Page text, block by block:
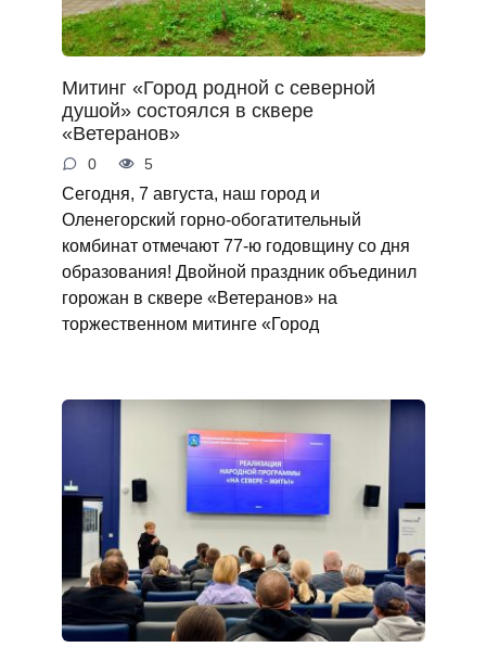
Митинг «Город родной с северной
душой» состоялся в сквере
«Ветеранов»
0 5
Сегодня, 7 августа, наш город и
Оленегорский горно‑обогатительный
комбинат отмечают 77‑ю годовщину со дня
образования! Двойной праздник объединил
горожан в сквере «Ветеранов» на
торжественном митинге «Город